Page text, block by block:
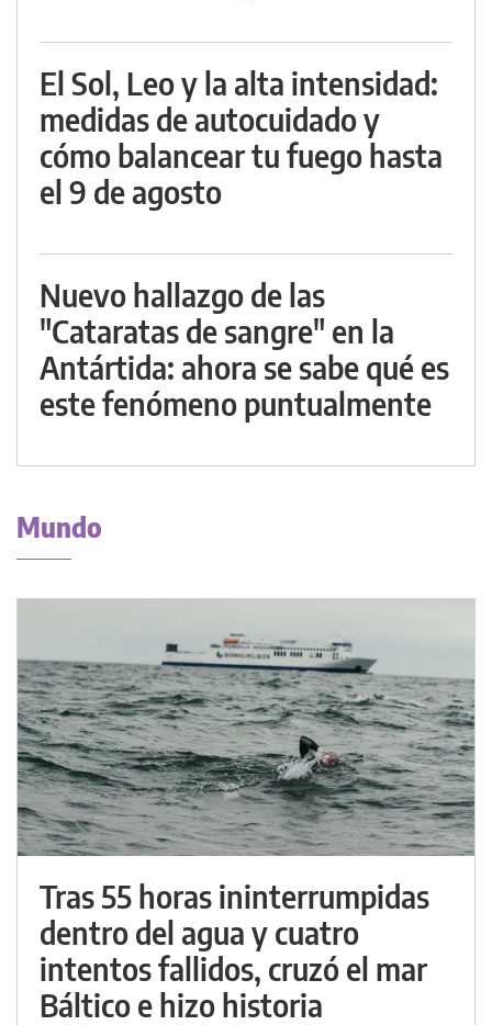
El Sol, Leo y la alta intensidad:
medidas de autocuidado y
cómo balancear tu fuego hasta
el 9 de agosto
Nuevo hallazgo de las
"Cataratas de sangre" en la
Antártida: ahora se sabe qué es
este fenómeno puntualmente
Mundo
Tras 55 horas ininterrumpidas
dentro del agua y cuatro
intentos fallidos, cruzó el mar
Báltico e hizo historia